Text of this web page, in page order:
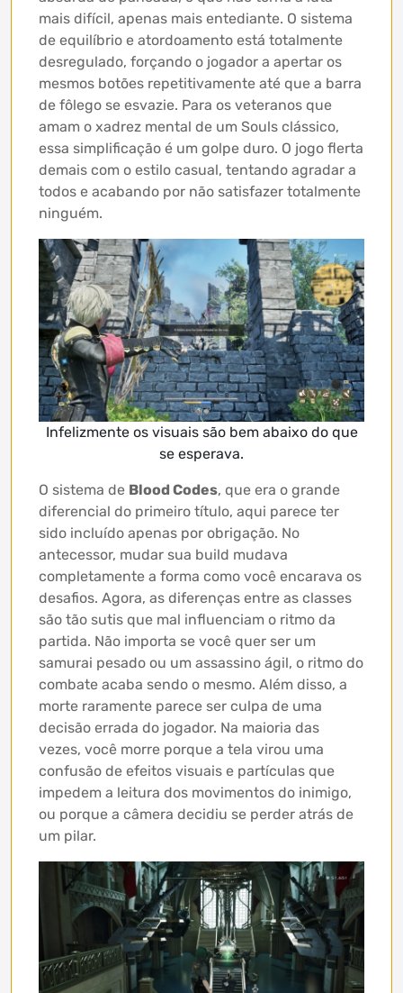
mais difícil, apenas mais entediante. O sistema
de equilíbrio e atordoamento está totalmente
desregulado, forçando o jogador a apertar os
mesmos botões repetitivamente até que a barra
de fôlego se esvazie. Para os veteranos que
amam o xadrez mental de um Souls clássico,
essa simplificação é um golpe duro. O jogo flerta
demais com o estilo casual, tentando agradar a
todos e acabando por não satisfazer totalmente
ninguém.
Infelizmente os visuais são bem abaixo do que
se esperava.
O sistema de Blood Codes, que era o grande
diferencial do primeiro título, aqui parece ter
sido incluído apenas por obrigação. No
antecessor, mudar sua build mudava
completamente a forma como você encarava os
desafios. Agora, as diferenças entre as classes
são tão sutis que mal influenciam o ritmo da
partida. Não importa se você quer ser um
samurai pesado ou um assassino ágil, o ritmo do
combate acaba sendo o mesmo. Além disso, a
morte raramente parece ser culpa de uma
decisão errada do jogador. Na maioria das
vezes, você morre porque a tela virou uma
confusão de efeitos visuais e partículas que
impedem a leitura dos movimentos do inimigo,
ou porque a câmera decidiu se perder atrás de
um pilar.